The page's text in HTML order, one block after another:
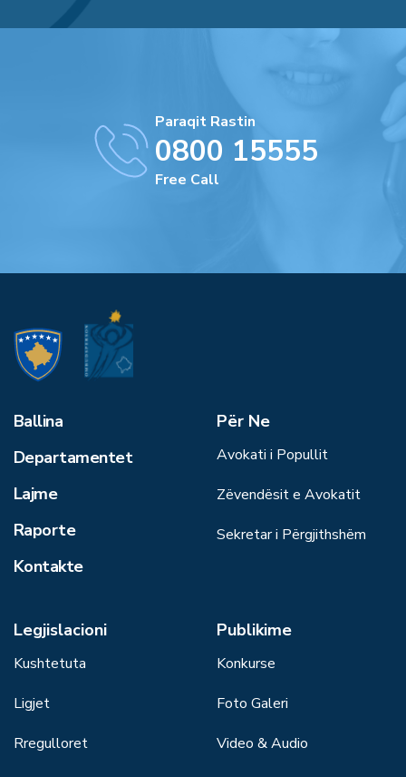
Paraqit Rastin
0800 15555
Free Call
Ballina
Departamentet
Lajme
Raporte
Kontakte
Për Ne
Avokati i Popullit
Zëvendësit e Avokatit
Sekretar i Përgjithshëm
Legjislacioni
Kushtetuta
Ligjet
Rregulloret
Publikime
Konkurse
Foto Galeri
Video & Audio